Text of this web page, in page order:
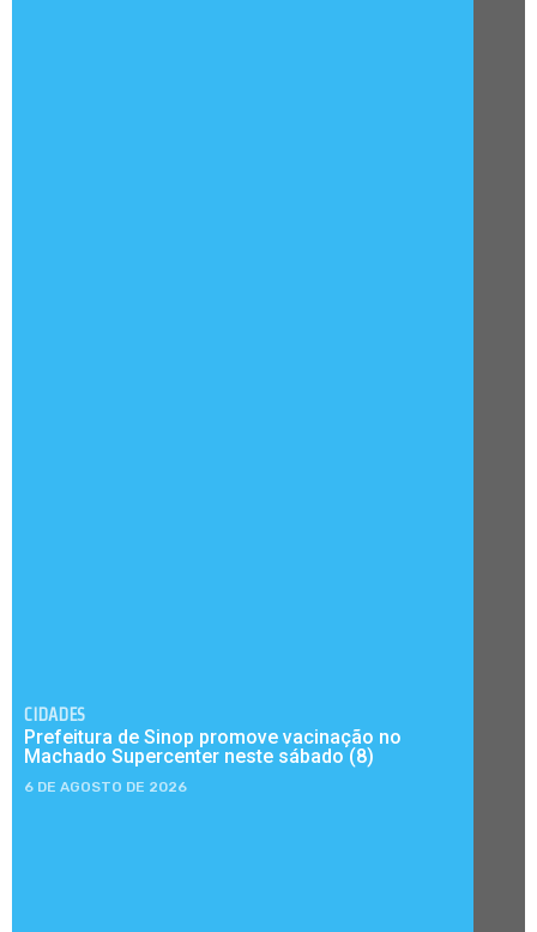
CIDADES
Prefeitura de Sinop promove vacinação no
Machado Supercenter neste sábado (8)
6 DE AGOSTO DE 2026